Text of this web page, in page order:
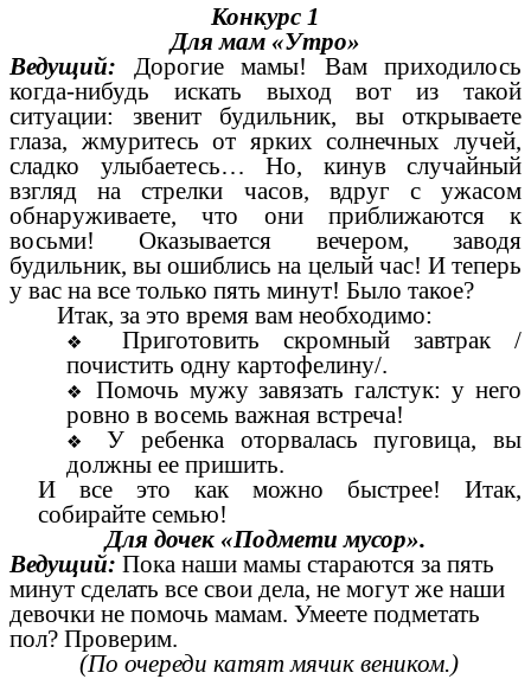
Конкурс 1
Для мам «Утро»
Ведущий: Дорогие мамы! Вам приходилось
когда-нибудь искать выход вот из такой
ситуации: звенит будильник, вы открываете
глаза, жмуритесь от ярких солнечных лучей,
сладко улыбаетесь… Но, кинув случайный
взгляд на стрелки часов, вдруг с ужасом
обнаруживаете, что они приближаются к
восьми! Оказывается вечером, заводя
будильник, вы ошиблись на целый час! И теперь
у вас на все только пять минут! Было такое?
Итак, за это время вам необходимо:
Приготовить скромный завтрак /
почистить одну картофелину/.
Помочь мужу завязать галстук: у него
ровно в восемь важная встреча!
У ребенка оторвалась пуговица, вы
должны ее пришить.
И все это как можно быстрее! Итак,
собирайте семью!
Для дочек «Подмети мусор».
Ведущий: Пока наши мамы стараются за пять
минут сделать все свои дела, не могут же наши
девочки не помочь мамам. Умеете подметать
пол? Проверим.
(По очереди катят мячик веником.)